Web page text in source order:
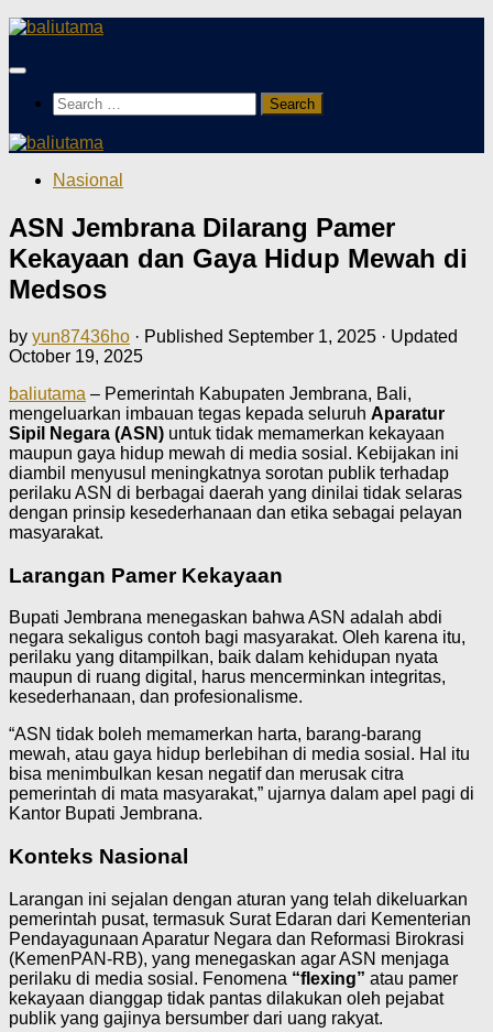
Skip
content
Search
for:
Nasional
ASN Jembrana Dilarang Pamer
Kekayaan dan Gaya Hidup Mewah di
Medsos
by yun87436ho · Published September 1, 2025 · Updated
October 19, 2025
baliutama – Pemerintah Kabupaten Jembrana, Bali,
mengeluarkan imbauan tegas kepada seluruh Aparatur
Sipil Negara (ASN) untuk tidak memamerkan kekayaan
maupun gaya hidup mewah di media sosial. Kebijakan ini
diambil menyusul meningkatnya sorotan publik terhadap
perilaku ASN di berbagai daerah yang dinilai tidak selaras
dengan prinsip kesederhanaan dan etika sebagai pelayan
masyarakat.
Larangan Pamer Kekayaan
Bupati Jembrana menegaskan bahwa ASN adalah abdi
negara sekaligus contoh bagi masyarakat. Oleh karena itu,
perilaku yang ditampilkan, baik dalam kehidupan nyata
maupun di ruang digital, harus mencerminkan integritas,
kesederhanaan, dan profesionalisme.
“ASN tidak boleh memamerkan harta, barang-barang
mewah, atau gaya hidup berlebihan di media sosial. Hal itu
bisa menimbulkan kesan negatif dan merusak citra
pemerintah di mata masyarakat,” ujarnya dalam apel pagi di
Kantor Bupati Jembrana.
Konteks Nasional
Larangan ini sejalan dengan aturan yang telah dikeluarkan
pemerintah pusat, termasuk Surat Edaran dari Kementerian
Pendayagunaan Aparatur Negara dan Reformasi Birokrasi
(KemenPAN-RB), yang menegaskan agar ASN menjaga
perilaku di media sosial. Fenomena “flexing” atau pamer
kekayaan dianggap tidak pantas dilakukan oleh pejabat
publik yang gajinya bersumber dari uang rakyat.